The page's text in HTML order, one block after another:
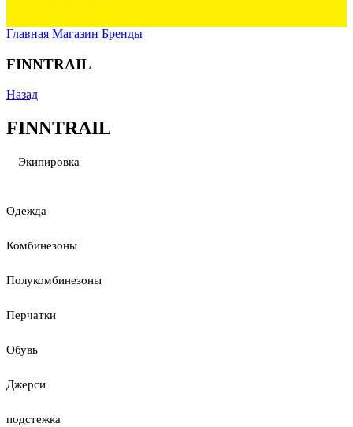
Главная Магазин Бренды
FINNTRAIL
Назад
FINNTRAIL
Экипировка
Одежда
Комбинезоны
Полукомбинезоны
Перчатки
Обувь
Джерси
подстежка